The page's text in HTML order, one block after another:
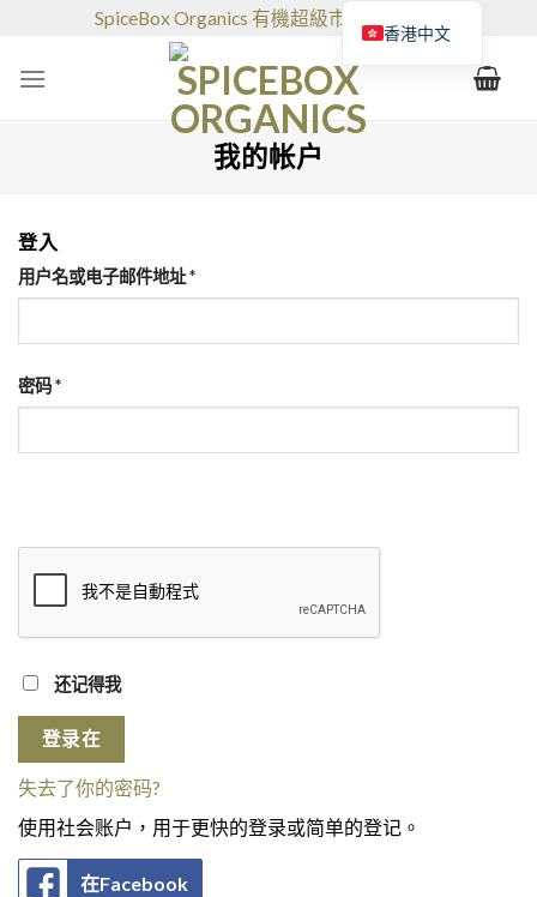
SpiceBox Organics 有機超級市場和咖啡館
我的帐户
登入
用户名或电子邮件地址*
密码*
还记得我
登录在
失去了你的密码?
使用社会账户，用于更快的登录或简单的登记。
在Facebook
香港中文